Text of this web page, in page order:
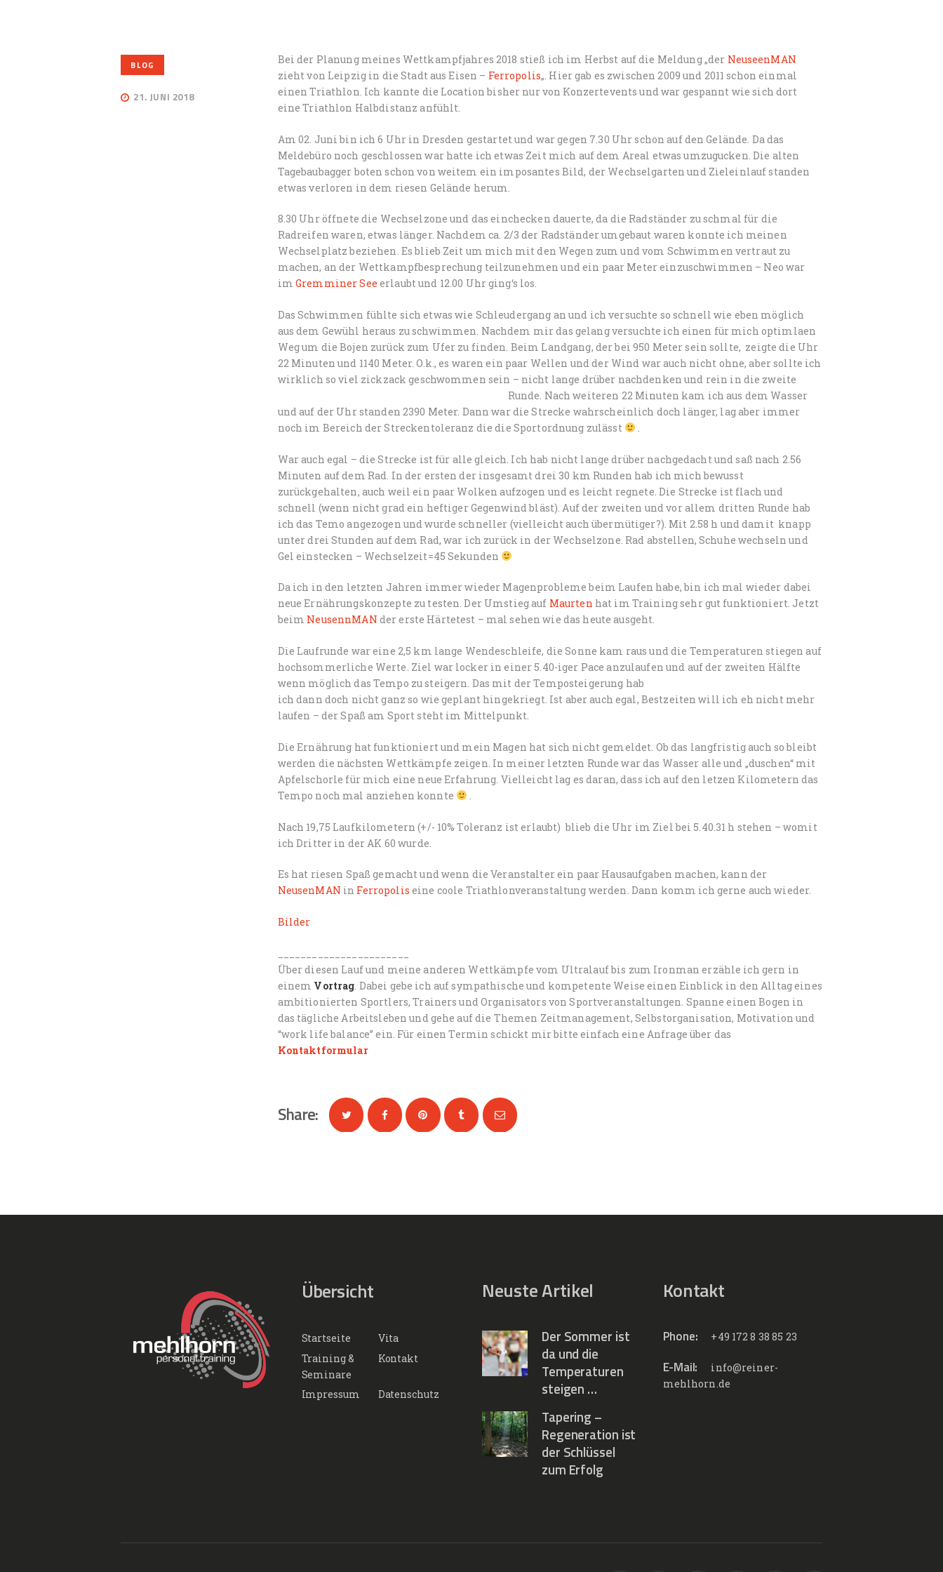
BLOG
21. JUNI 2018
Bei der Planung meines Wettkampfjahres 2018 stieß ich im Herbst auf die Meldung „der NeuseenMAN
zieht von Leipzig in die Stadt aus Eisen – Ferropolis„. Hier gab es zwischen 2009 und 2011 schon einmal
einen Triathlon. Ich kannte die Location bisher nur von Konzertevents und war gespannt wie sich dort
eine Triathlon Halbdistanz anfühlt.
Am 02. Juni bin ich 6 Uhr in Dresden gestartet und war gegen 7.30 Uhr schon auf den Gelände. Da das
Meldebüro noch geschlossen war hatte ich etwas Zeit mich auf dem Areal etwas umzugucken. Die alten
Tagebaubagger boten schon von weitem ein imposantes Bild, der Wechselgarten und Zieleinlauf standen
etwas verloren in dem riesen Gelände herum.
8.30 Uhr öffnete die Wechselzone und das einchecken dauerte, da die Radständer zu schmal für die
Radreifen waren, etwas länger. Nachdem ca. 2/3 der Radständer umgebaut waren konnte ich meinen
Wechselplatz beziehen. Es blieb Zeit um mich mit den Wegen zum und vom Schwimmen vertraut zu
machen, an der Wettkampfbesprechung teilzunehmen und ein paar Meter einzuschwimmen – Neo war
imGremminer See erlaubt und 12.00 Uhr ging‘s los.
Das Schwimmen fühlte sich etwas wie Schleudergang an und ich versuchte so schnell wie eben möglich
aus dem Gewühl heraus zu schwimmen. Nachdem mir das gelang versuchte ich einen für mich optimlaen
Weg um die Bojen zurück zum Ufer zu finden. Beim Landgang, der bei 950 Meter sein sollte, zeigte die Uhr
22 Minuten und 1140 Meter. O.k., es waren ein paar Wellen und der Wind war auch nicht ohne, aber sollte ich
wirklich so viel zickzack geschwommen sein – nicht lange drüber nachdenken und rein in die zweite
Runde. Nach weiteren 22 Minuten kam ich aus dem Wasser
und auf der Uhr standen 2390 Meter. Dann war die Strecke wahrscheinlich doch länger, lag aber immer
noch im Bereich der Streckentoleranz die die Sportordnung zulässt
.
War auch egal – die Strecke ist für alle gleich. Ich hab nicht lange drüber nachgedacht und saß nach 2.56
Minuten auf dem Rad. In der ersten der insgesamt drei 30 km Runden hab ich mich bewusst
zurückgehalten, auch weil ein paar Wolken aufzogen und es leicht regnete. Die Strecke ist flach und
schnell (wenn nicht grad ein heftiger Gegenwind bläst). Auf der zweiten und vor allem dritten Runde hab
ich das Temo angezogen und wurde schneller (vielleicht auch übermütiger?). Mit 2.58 h und damit knapp
unter drei Stunden auf dem Rad, war ich zurück in der Wechselzone. Rad abstellen, Schuhe wechseln und
Gel einstecken – Wechselzeit=45 Sekunden
Da ich in den letzten Jahren immer wieder Magenprobleme beim Laufen habe, bin ich mal wieder dabei
neue Ernährungskonzepte zu testen. Der Umstieg auf Maurten hat im Training sehr gut funktioniert. Jetzt
beim NeusennMAN der erste Härtetest – mal sehen wie das heute ausgeht.
Die Laufrunde war eine 2,5 km lange Wendeschleife, die Sonne kam raus und die Temperaturen stiegen auf
hochsommerliche Werte. Ziel war locker in einer 5.40-iger Pace anzulaufen und auf der zweiten Hälfte
wenn möglich das Tempo zu steigern. Das mit der Temposteigerung hab
ich dann doch nicht ganz so wie geplant hingekriegt. Ist aber auch egal, Bestzeiten will ich eh nicht mehr
laufen – der Spaß am Sport steht im Mittelpunkt.
Die Ernährung hat funktioniert und mein Magen hat sich nicht gemeldet. Ob das langfristig auch so bleibt
werden die nächsten Wettkämpfe zeigen. In meiner letzten Runde war das Wasser alle und „duschen“ mit
Apfelschorle für mich eine neue Erfahrung. Vielleicht lag es daran, dass ich auf den letzen Kilometern das
Tempo noch mal anziehen konnte
.
Nach 19,75 Laufkilometern (+/- 10% Toleranz ist erlaubt) blieb die Uhr im Ziel bei 5.40.31 h stehen – womit
ich Dritter in der AK 60 wurde.
Es hat riesen Spaß gemacht und wenn die Veranstalter ein paar Hausaufgaben machen, kann der
NeusenMAN in Ferropolis eine coole Triathlonveranstaltung werden. Dann komm ich gerne auch wieder.
Bilder
Über diesen Lauf und meine anderen Wettkämpfe vom Ultralauf bis zum Ironman erzähle ich gern in
einem Vortrag . Dabei gebe ich auf sympathische und kompetente Weise einen Einblick in den Alltag eines
ambitionierten Sportlers, Trainers und Organisators von Sportveranstaltungen. Spanne einen Bogen in
das tägliche Arbeitsleben und gehe auf die Themen Zeitmanagement, Selbstorganisation, Motivation und
“work life balance” ein. Für einen Termin schickt mir bitte einfach eine Anfrage über das
Kontaktformular
Share:
Übersicht
Startseite
Vita
Training &
Seminare
Kontakt
Impressum Datenschutz
Neuste Artikel
Der Sommer ist
da und die
Temperaturen
steigen …
Tapering –
Regeneration ist
der Schlüssel
zum Erfolg
Kontakt
Phone: +49 172 8 38 85 23
E-Mail:
info@reiner-
mehlhorn.de